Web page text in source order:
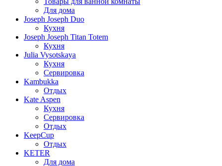
Для дома
Joseph Joseph Duo
Кухня
Joseph Joseph Titan Totem
Кухня
Julia Vysotskaya
Кухня
Сервировка
Kambukka
Отдых
Kate Aspen
Кухня
Сервировка
Отдых
KeepCup
Отдых
KETER
Для дома